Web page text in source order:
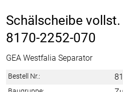
Schälscheibe vollst.
8170-2252-070
GEA Westfalia Separator
Bestell Nr.: